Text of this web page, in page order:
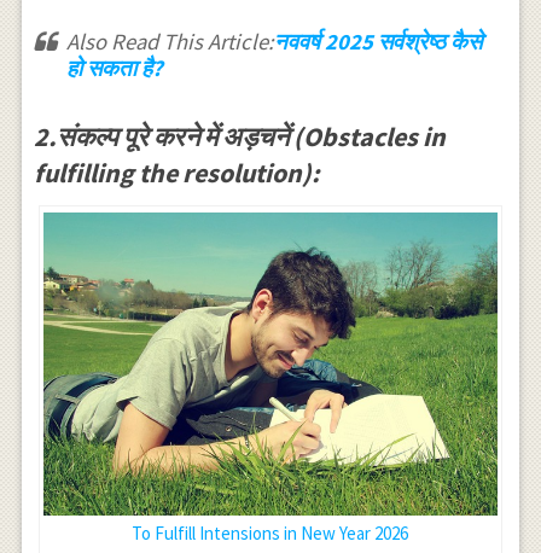
Also Read This Article:नववर्ष 2025 सर्वश्रेष्ठ कैसे
हो सकता है?
2.संकल्प पूरे करने में अड़चनें (Obstacles in
fulfilling the resolution):
To Fulfill Intensions in New Year 2026